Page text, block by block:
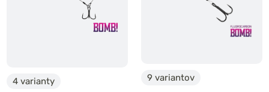
4 varianty 9 variantov